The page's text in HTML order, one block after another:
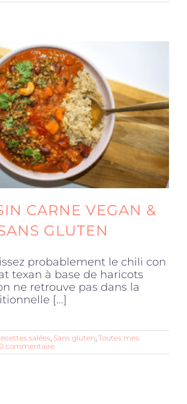
CARNE VEGAN &
GLUTEN
probablement le chili con
texan à base de haricots
ne retrouve pas dans la
[...]
salées, Sans gluten, Toutes mes
commentaire